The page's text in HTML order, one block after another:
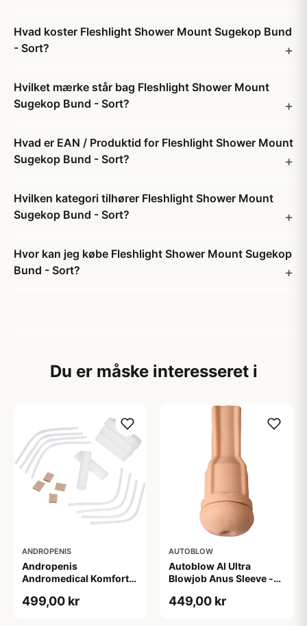
Hvad koster Fleshlight Shower Mount Sugekop Bund
- Sort?
Hvilket mærke står bag Fleshlight Shower Mount
Sugekop Bund - Sort?
Hvad er EAN / Produktid for Fleshlight Shower Mount
Sugekop Bund - Sort?
Hvilken kategori tilhører Fleshlight Shower Mount
Sugekop Bund - Sort?
Hvor kan jeg købe Fleshlight Shower Mount Sugekop
Bund - Sort?
Du er måske interesseret i
ANDROPENIS
Andropenis
Andromedical Komfort
Klar
499,00 kr
AUTOBLOW
Autoblow AI Ultra
Blowjob Anus Sleeve -
449,00 kr